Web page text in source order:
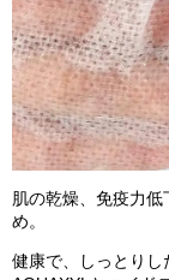
肌の乾燥、免疫力
め。
健康で、しっとりし